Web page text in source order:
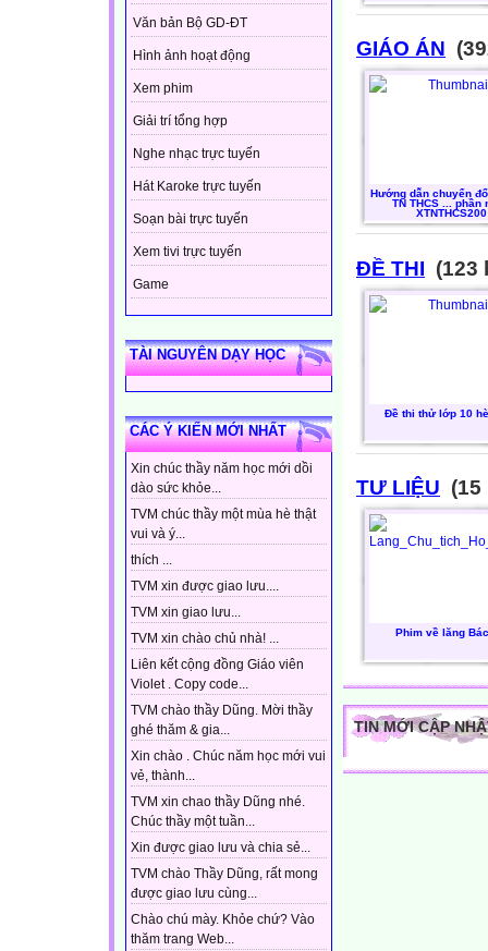
Văn bản Bộ GD-ĐT
Hình ảnh hoạt động
Xem phim
Giải trí tổng hợp
Nghe nhạc trực tuyến
Hát Karoke trực tuyến
Soạn bài trực tuyến
Xem tivi trực tuyến
Game
TÀI NGUYÊN DẠY HỌC
CÁC Ý KIẾN MỚI NHẤT
Xin chúc thầy năm học mới dồi
dào sức khỏe...
TVM chúc thầy một mùa hè thật
vui và ý...
thích ...
TVM xin được giao lưu....
TVM xin giao lưu...
TVM xin chào chủ nhà! ...
Liên kết cộng đồng Giáo viên
Violet . Copy code...
TVM chào thầy Dũng. Mời thầy
ghé thăm & gia...
Xin chào . Chúc năm học mới vui
vẻ, thành...
TVM xin chao thầy Dũng nhé.
Chúc thầy một tuần...
Xin được giao lưu và chia sẻ...
TVM chào Thầy Dũng, rất mong
được giao lưu cùng...
Chào chú mày. Khỏe chứ? Vào
thăm trang Web...
GIÁO ÁN
Hướng dẫn chuyển
TN THCS ... phần
XTNTHCS200
ĐỀ THI (123
Đề thi thử lớp 10
TƯ LIỆU (15
Phim về lăng
TIN MỚI CẬP